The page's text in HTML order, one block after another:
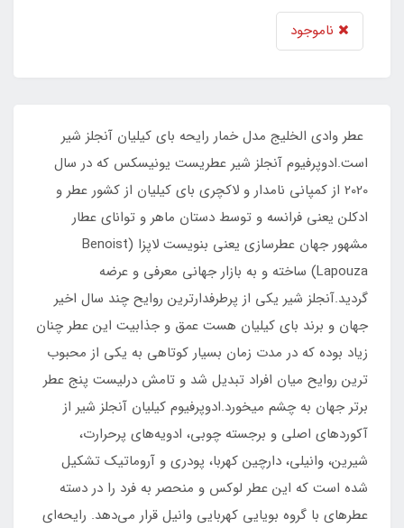
ناموجود
عطر وادی الخلیج مدل خمار رایحه بای کیلیان آنجلز شیر
است.ادوپرفیوم آنجلز شیر عطریست یونیسکس که در سال
2020 از کمپانی نامدار و لاکچری بای کیلیان از کشور عطر و
ادکلن یعنی فرانسه و توسط دستان ماهر و توانای عطار
مشهور جهان عطرسازی یعنی بنویست لاپزا (Benoist
Lapouza) ساخته و به بازار جهانی معرفی و عرضه
گردید.آنجلز شیر یکی از پرطرفدارترین روایح چند سال اخیر
جهان و برند بای کیلیان هست عمق و جذابیت این عطر چنان
زیاد بوده که در مدت زمان بسیار کوتاهی به یکی از محبوب
ترین روایح میان افراد تبدیل شد و تامش درلیست پنج عطر
برتر جهان به چشم میخورد.ادوپرفیوم کیلیان آنجلز شیر از
آکوردهای اصلی و برجسته چوبی، ادویه‌های پرحرارت،
شیرین، وانیلی، دارچین کهربا، پودری و آروماتیک تشکیل
شده است که این عطر لوکس و منحصر به فرد را در دسته
عطرهای با گروه بویایی کهربایی وانیل قرار می‌دهد. رایحه‌ای